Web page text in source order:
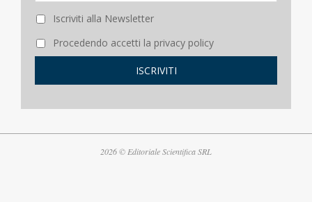
Iscriviti alla Newsletter
Procedendo accetti la privacy policy
2026 © Editoriale Scientifica SRL